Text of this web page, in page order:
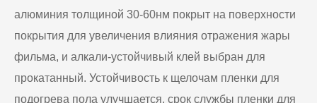
алюминия толщиной 30-60нм покрыт на поверхности
покрытия для увеличения влияния отражения жары
фильма, и алкали-устойчивый клей выбран для
прокатанный. Устойчивость к щелочам пленки для
подогрева пола улучшается, срок службы пленки для